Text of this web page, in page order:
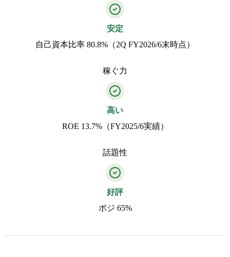
安定
自己資本比率 80.8%（2Q FY2026/6末時点）
稼ぐ力
高い
ROE 13.7%（FY2025/6実績）
話題性
好評
ポジ 65%